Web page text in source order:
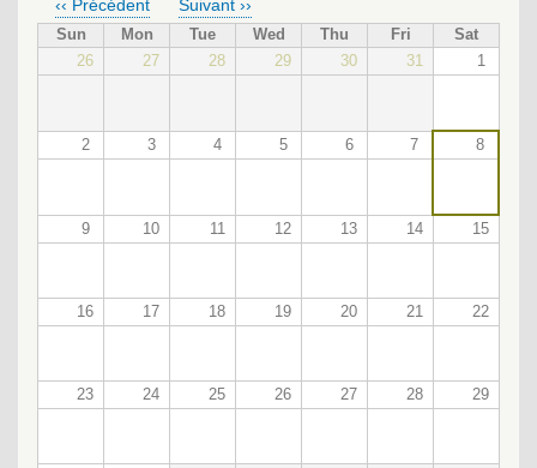
PAGINATION
‹‹ Précédent Suivant ››
Sun Mon Tue Wed Thu Fri
Sat
26
27 28 29 30 31 1
2 3 4 5 6 7 8
9 10 11 12 13 14 15
16 17 18 19 20 21 22
23 24 25 26 27 28 29